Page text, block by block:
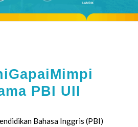
PBI UII
Bahasa Inggris (PBI)